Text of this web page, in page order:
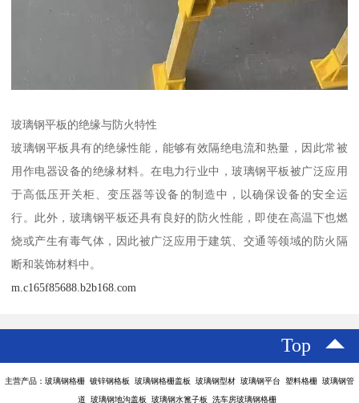
玻璃钢平板的绝缘与防火特性
玻璃钢平板具有的绝缘性能，能够有效隔绝电流和热量，因此常被
用作电器设备的绝缘材料。在电力行业中，玻璃钢平板被广泛应用
于高低压开关柜、变压器等设备的制造中，以确保设备的安全运
行。此外，玻璃钢平板还具有良好的防火性能，即使在高温下也燃
烧或产生有毒气体，因此被广泛应用于建筑、交通等领域的防火隔
断和装饰材料中。
m.c165f85688.b2b168.com
Top
主营产品：玻璃钢格栅 镀锌钢格板 玻璃钢格栅盖板 玻璃钢型材 玻璃钢平台 塑料格栅 玻璃钢管
道 玻璃钢地沟盖板 玻璃钢水篦子板 洗车房玻璃钢格栅